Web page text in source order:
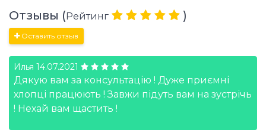
Отзывы (Рейтинг )
Оставить отзыв
Илья 14.07.2021
Дякую вам за консультацію ! Дуже приємні
хлопці працюють ! Завжи підуть вам на зустрічь
! Нехай вам щастить !